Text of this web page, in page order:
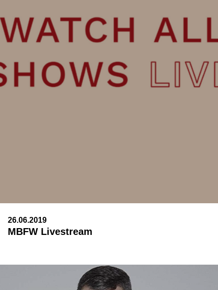
26.06.2019
MBFW Livestream